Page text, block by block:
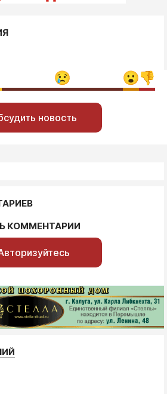
новость
КОММЕНТАРИИ